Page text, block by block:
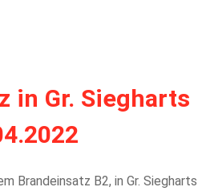
in Gr. Siegharts
Brandeinsatz B2, in Gr. Siegharts